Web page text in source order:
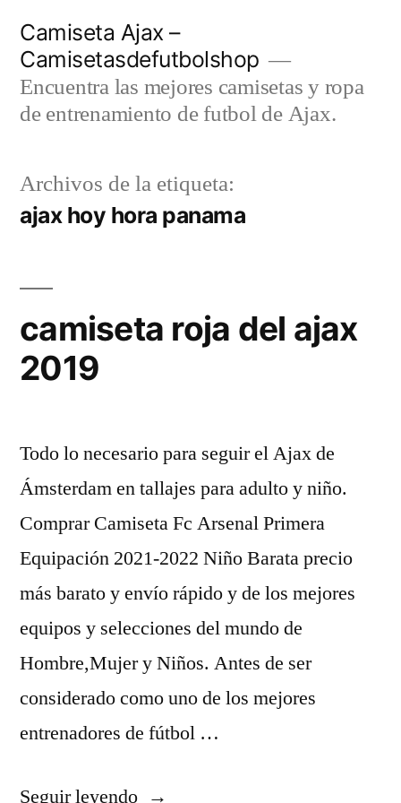
contenido
Camiseta Ajax –
Camisetasdefutbolshop
Encuentra las mejores camisetas y ropa
de entrenamiento de futbol de Ajax.
Archivos de la etiqueta:
ajax hoy hora panama
camiseta roja del ajax
2019
Todo lo necesario para seguir el Ajax de
Ámsterdam en tallajes para adulto y niño.
Comprar Camiseta Fc Arsenal Primera
Equipación 2021-2022 Niño Barata precio
más barato y envío rápido y de los mejores
equipos y selecciones del mundo de
Hombre,Mujer y Niños. Antes de ser
considerado como uno de los mejores
entrenadores de fútbol …
Seguir leyendo«camiseta